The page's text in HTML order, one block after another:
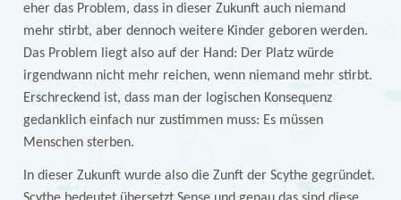
eher das Problem, dass in dieser Zukunft auch niemand
mehr stirbt, aber dennoch weitere Kinder geboren werden.
Das Problem liegt also auf der Hand: Der Platz würde
irgendwann nicht mehr reichen, wenn niemand mehr stirbt.
Erschreckend ist, dass man der logischen Konsequenz
gedanklich einfach nur zustimmen muss: Es müssen
Menschen sterben.
In dieser Zukunft wurde also die Zunft der Scythe gegründet.